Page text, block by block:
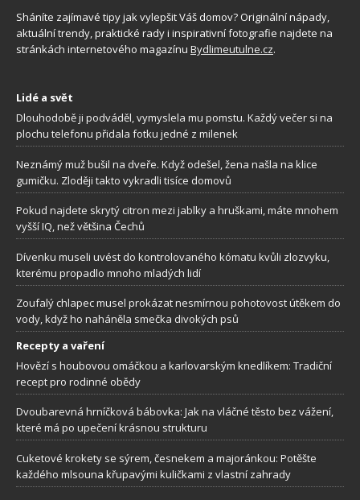
Sháníte zajímavé tipy jak vylepšit Váš domov? Originální nápady,
aktuální trendy, praktické rady i inspirativní fotografie najdete na
stránkách internetového magazínu Bydlimeutulne.cz.
Lidé a svět
Dlouhodobě ji podváděl, vymyslela mu pomstu. Každý večer si na
plochu telefonu přidala fotku jedné z milenek
Neznámý muž bušil na dveře. Když odešel, žena našla na klice
gumičku. Zloději takto vykradli tisíce domovů
Pokud najdete skrytý citron mezi jablky a hruškami, máte mnohem
vyšší IQ, než většina Čechů
Dívenku museli uvést do kontrolovaného kómatu kvůli zlozvyku,
kterému propadlo mnoho mladých lidí
Zoufalý chlapec musel prokázat nesmírnou pohotovost útěkem do
vody, když ho naháněla smečka divokých psů
Recepty a vaření
Hovězí s houbovou omáčkou a karlovarským knedlíkem: Tradiční
recept pro rodinné obědy
Dvoubarevná hrníčková bábovka: Jak na vláčné těsto bez vážení,
které má po upečení krásnou strukturu
Cuketové krokety se sýrem, česnekem a majoránkou: Potěšte
každého mlsouna křupavými kuličkami z vlastní zahrady